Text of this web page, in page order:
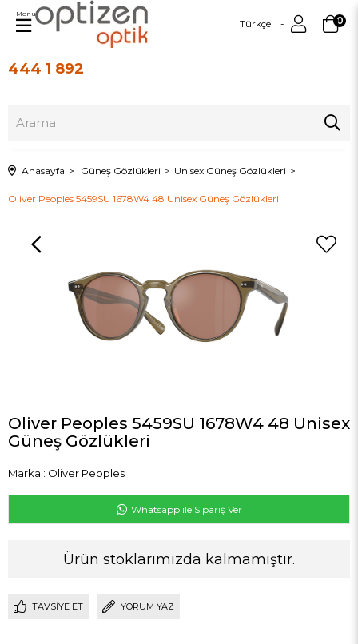
444 1 892
Türkçe 0
Menu
Anasayfa Güneş Gözlükleri Unisex Güneş Gözlükleri
Oliver Peoples 5459SU 1678W4 48 Unisex Güneş Gözlükleri
Oliver Peoples 5459SU 1678W4 48 Unisex
Güneş Gözlükleri
Marka : Oliver Peoples
Whatsapp ile Sipariş Ver
Ürün stoklarımızda kalmamıştır.
TAVSIYE ET YORUM YAZ